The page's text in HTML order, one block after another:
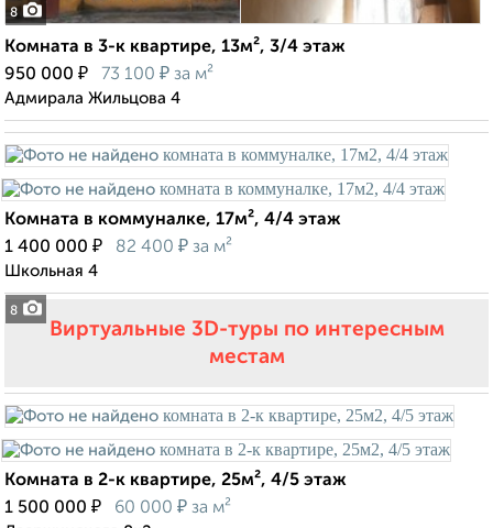
8
Комната в 3-к квартире, 13м², 3/4 этаж
950 000 ₽ 73 100 ₽ за м²
Адмирала Жильцова 4
8
Комната в коммуналке, 17м², 4/4 этаж
1 400 000 ₽ 82 400 ₽ за м²
Школьная 4
Виртуальные 3D-туры по интересным
местам
Комната в 2-к квартире, 25м², 4/5 этаж
1 500 000 ₽ 60 000 ₽ за м²